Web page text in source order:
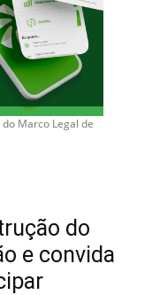
Marco Legal de
do
e convida